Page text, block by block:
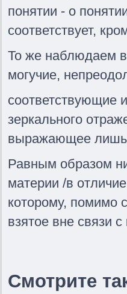
понятии - о
соответствует,
То же наблюдаем в
могучие,
соответствующие
зеркального
выражающее лишь
Равным образом
материи /в
которому, помимо
взятое вне связи
Смотрите